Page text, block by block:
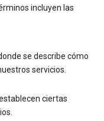
incluyen las
se describe cómo
servicios.
ciertas